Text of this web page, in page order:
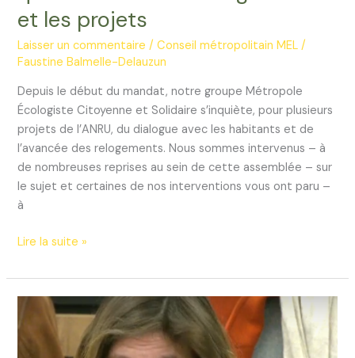
et les projets
Laisser un commentaire /Conseil métropolitain MEL /
Faustine Balmelle-Delauzun
Depuis le début du mandat, notre groupe Métropole
Écologiste Citoyenne et Solidaire s’inquiète, pour plusieurs
projets de l’ANRU, du dialogue avec les habitants et de
l’avancée des relogements. Nous sommes intervenus – à
de nombreuses reprises au sein de cette assemblée – sur
le sujet et certaines de nos interventions vous ont paru –
à
Renouvellement
des
quartiers:
revoir
Lire la suite »